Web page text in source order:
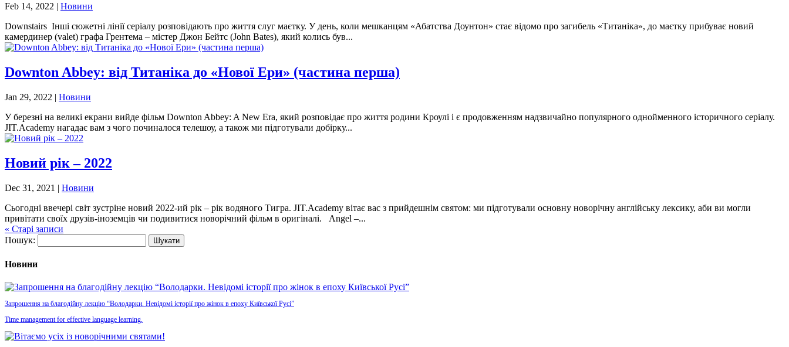
Feb 14, 2022 | Новини
Downstairs Інші сюжетні лінії серіалу розповідають про життя слуг маєтку. У день, коли мешканцям «Абатства Доунтон» стає відомо про загибель «Титаніка», до маєтку прибуває новий
камердинер (valet) графа Грентема – містер Джон Бейтс (John Bates), який колись був...
Downton Abbey: від Титаніка до «Нової Ери» (частина перша)
Jan 29, 2022 | Новини
У березні на великі екрани вийде фільм Downton Abbey: A New Era, який розповідає про життя родини Кроулі і є продовженням надзвичайно популярного однойменного історичного серіалу.
JIT.Academy нагадає вам з чого починалося телешоу, а також ми підготували добірку...
Новий рік – 2022
Dec 31, 2021 | Новини
Сьогодні ввечері світ зустріне новий 2022-ий рік – рік водяного Тигра. JIT.Academy вітає вас з прийдешнім святом: ми підготували основну новорічну англійську лексику, аби ви могли
привітати своїх друзів-іноземців чи подивитися новорічний фільм в оригіналі. Angel –...
« Старі записи
Пошук:
Новини
Запрошення на благодійну лекцію “Володарки. Невідомі історії про жінок в епоху Київської Русі”
Time management for effective language learning.